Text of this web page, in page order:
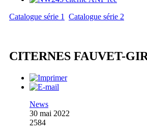
Catalogue série 1 Catalogue série 2
CITERNES FAUVET-
News
30 mai 2022
2584